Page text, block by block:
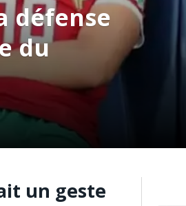
défense
du
un geste